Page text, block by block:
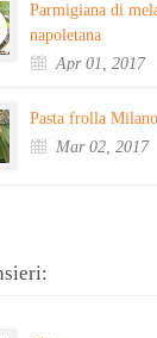
Parmigiana di
napoletana
Apr 01, 2017
Pasta frolla Milano
Mar 02, 2017